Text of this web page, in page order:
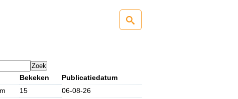
Bekeken
Publicatiedatum
15
06-08-26